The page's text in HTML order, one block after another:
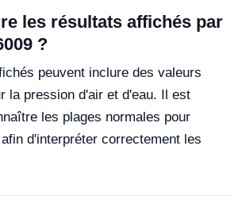
les résultats affichés par
?
peuvent inclure des valeurs
la pression d'air et d'eau. Il est
les plages normales pour
d'interpréter correctement les